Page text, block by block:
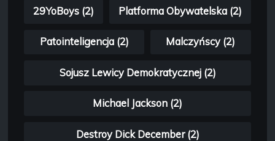
29YoBoys (2) Platforma Obywatelska (2)
Patointeligencja (2) Malczyńscy (2)
Sojusz Lewicy Demokratycznej (2)
Michael Jackson (2)
Destroy Dick December (2)